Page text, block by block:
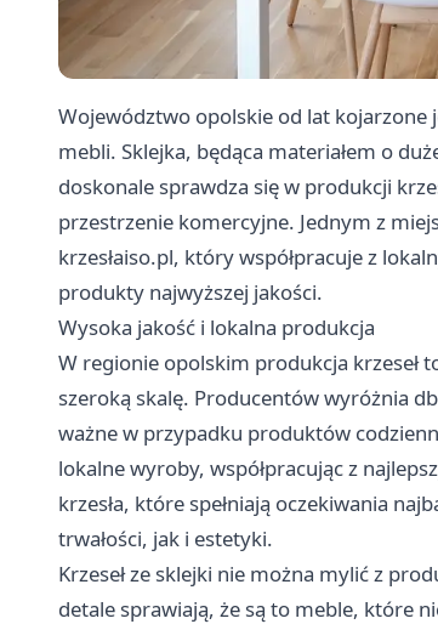
Województwo opolskie od lat kojarzone
mebli. Sklejka, będąca materiałem o
doskonale sprawdza się w produkcji
przestrzenie komercyjne. Jednym z
krzesłaiso.pl, który współpracuje z
produkty najwyższej jakości.
Wysoka jakość i lokalna produkcja
W regionie opolskim produkcja krzeseł
szeroką skalę. Producentów wyróżnia
ważne w przypadku produktów
lokalne wyroby, współpracując z
krzesła, które spełniają oczekiwania
trwałości, jak i estetyki.
Krzeseł ze sklejki nie można mylić z
detale sprawiają, że są to meble, które